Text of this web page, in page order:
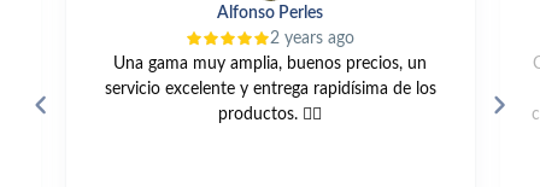
Alfonso Perles
2 years ago
Una gama muy amplia, buenos precios, un
servicio excelente y entrega rapidísima de los
productos. 👍🏼